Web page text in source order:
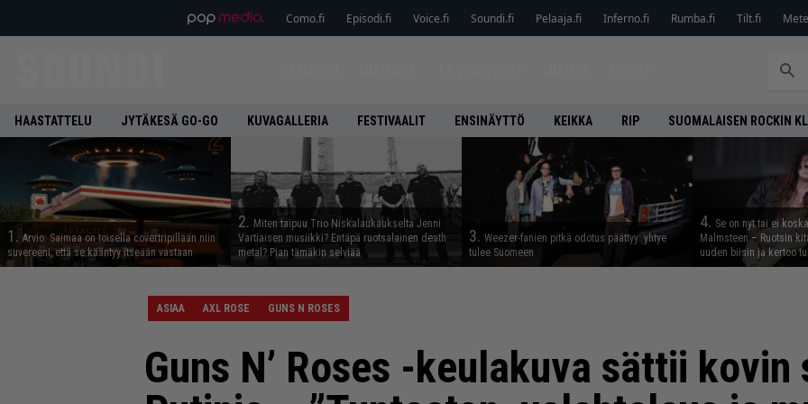
Como.fi Episodi.fi Voice.fi Soundi.fi Pelaaja.fi Inferno.fi Rumba.fi Tilt.fi
HAASTATTELU JYTÄKESÄ GO-GO KUVAGALLERIA FESTIVAALIT ENSINÄYTTÖ KEIKKA RIP SUOMALAISEN ROCKIN
1. Arvio: Saimaa on toisella covertripillään niin
suvereeni, että se kääntyy itseään vastaan
2. Miten taipuu Trio Niskalaukaukselta Jenni
Vartiaisen musiikki? Entäpä ruotsalainen death
metal? Pian tämäkin selviää
3. Weezer-fanien pitkä odotus päättyy: yhtye
tulee Suomeen
4. Se on nyt tai ei
Malmsteen – Ruotsin
uuden biisin ja kertoo
ASIAA AXL ROSE GUNS N ROSES
Guns N’ Roses -keulakuva sättii